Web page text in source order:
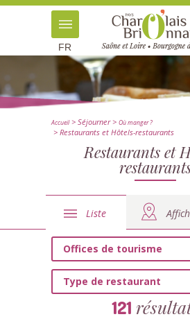
FR
Accueil> Séjourner> Où manger ?
> Restaurants et Hôtels-restaurants
Restaurants et
Liste
Offices de tourisme
Type de restaurant
121